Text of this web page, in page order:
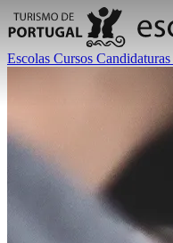
Escolas Cursos Candidaturas